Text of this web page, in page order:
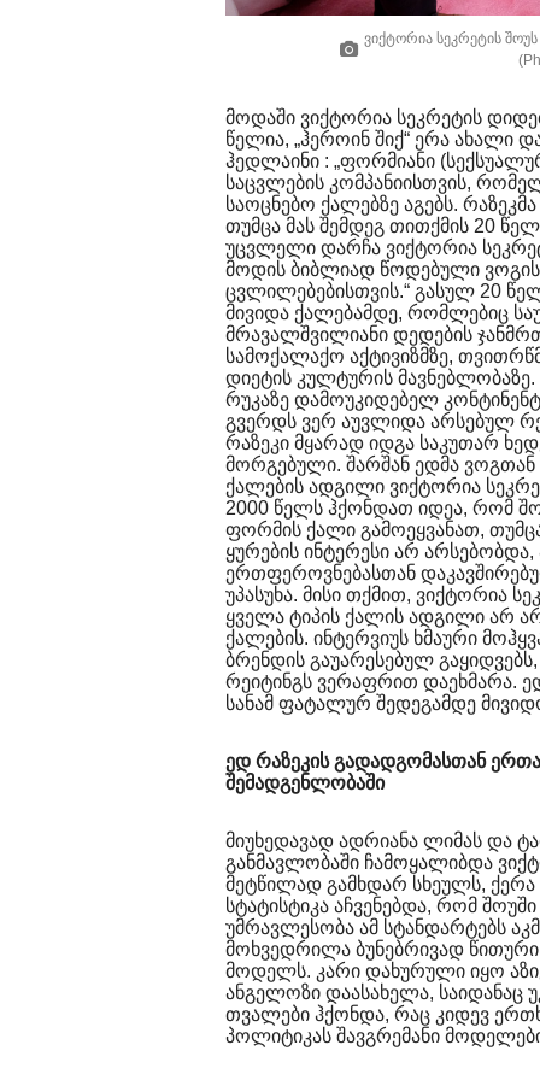
ვიქტორია სეკრეტის
მოდაში ვიქტორია სეკრეტის
წელია, „ჰეროინ შიქ“ ერა ახალი
ჰედლაინი : „ფორმიანი
საცვლების კომპანიისთვის,
საოცნებო ქალებზე აგებს.
თუმცა მას შემდეგ თითქმის 20
უცვლელი დარჩა ვიქტორია
მოდის ბიბლიად წოდებული ვოგის
ცვლილებებისთვის.“ გასულ 20
მივიდა ქალებამდე, რომლებიც
მრავალშვილიანი დედების
სამოქალაქო აქტივიზმზე,
დიეტის კულტურის
რუკაზე დამოუკიდებელ
გვერდს ვერ აუვლიდა არსებულ
რაზეკი მყარად იდგა საკუთარ
მორგებული. შარშან ედმა
ქალების ადგილი ვიქტორია
2000 წელს ჰქონდათ იდეა, რომ
ფორმის ქალი გამოეყვანათ,
ყურების ინტერესი არ
ერთფეროვნებასთან
უპასუხა. მისი თქმით, ვიქტორია
ყველა ტიპის ქალის ადგილი არ
ქალების. ინტერვიუს ხმაური
ბრენდის გაუარესებულ
რეიტინგს ვერაფრით დაეხმარა.
სანამ ფატალურ შედეგამდე
ედ რაზეკის გადადგომასთან
შემადგენლობაში
მიუხედავად ადრიანა ლიმას და
განმავლობაში ჩამოყალიბდა
მეტწილად გამხდარ სხეულს,
სტატისტიკა აჩვენებდა, რომ
უმრავლესობა ამ სტანდარტებს
მოხვედრილა ბუნებრივად წითური
მოდელს. კარი დახურული იყო
ანგელოზი დაასახელა, საიდანაც
თვალები ჰქონდა, რაც კიდევ
პოლიტიკას შავგრემანი